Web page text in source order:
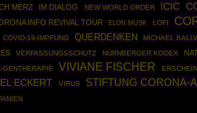
MERZ IM DIALOG NEW WORLD ORDER ICIC
INFO REVIVAL TOUR ELON MUSK LOFI
COVID-19-IMPFUNG QUERDENKEN MICHAEL
VERFASSUNGSSCHUTZ NÜRNBERGER KODEX
GENTHERAPIE VIVIANE FISCHER
ECKERT VIRUS STIFTUNG CORONA-